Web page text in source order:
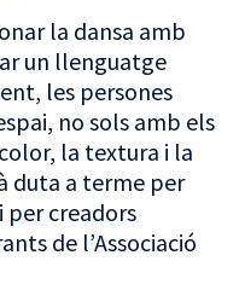
la dansa amb
un llenguatge
les persones
no sols amb els
la textura i la
duta a terme per
per creadors
de l’Associació